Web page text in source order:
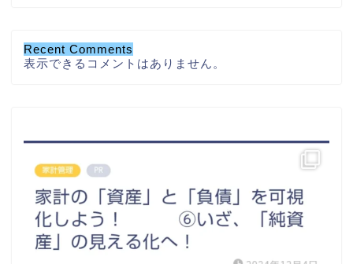
Recent Comments
表示できるコメントはありません。